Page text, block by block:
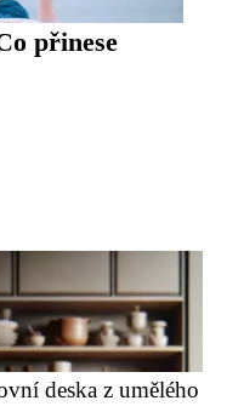
přinese
deska z umělého